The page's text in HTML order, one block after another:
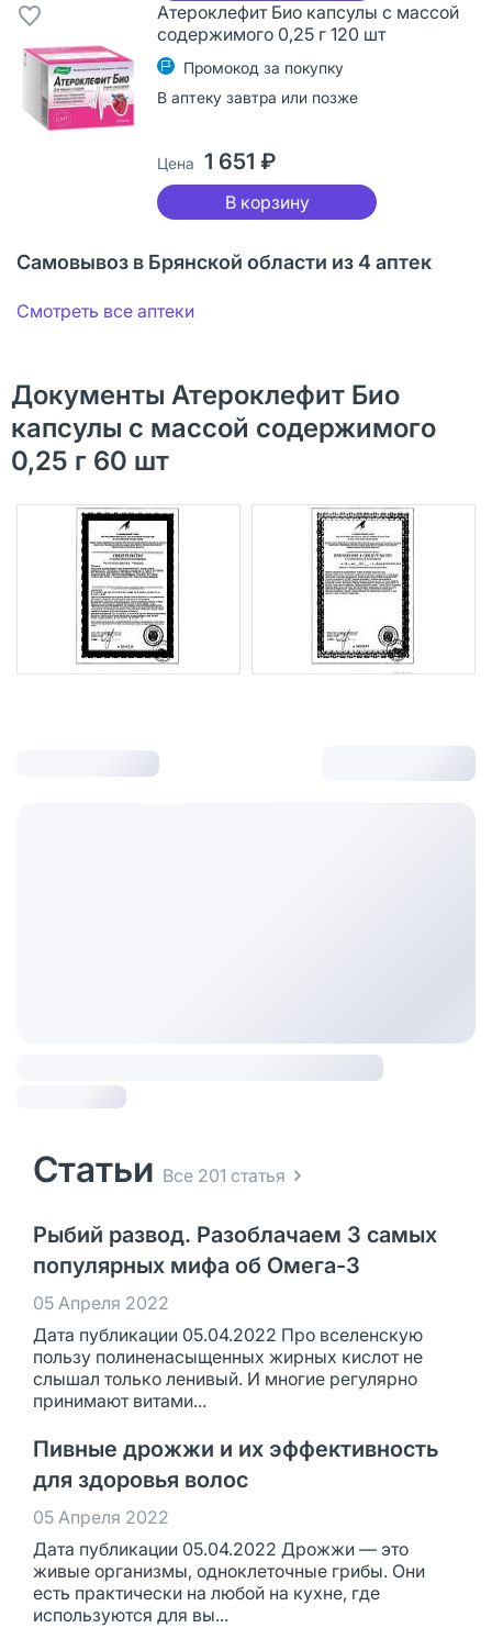
Атероклефит Био капсулы с массой
содержимого 0,25 г 120 шт
Промокод за покупку
В аптеку завтра или позже
Цена 1 651 ₽
В корзину
Самовывоз в Брянской области из 4 аптек
Смотреть все аптеки
Документы Атероклефит Био
капсулы с массой содержимого
0,25 г 60 шт
Статьи Все 201 статья
Рыбий развод. Разоблачаем 3 самых
популярных мифа об Омега-3
05 Апреля 2022
Дата публикации 05.04.2022 Про вселенскую
пользу полиненасыщенных жирных кислот не
слышал только ленивый. И многие регулярно
принимают витами...
Пивные дрожжи и их эффективность
для здоровья волос
05 Апреля 2022
Дата публикации 05.04.2022 Дрожжи — это
живые организмы, одноклеточные грибы. Они
есть практически на любой на кухне, где
используются для вы...